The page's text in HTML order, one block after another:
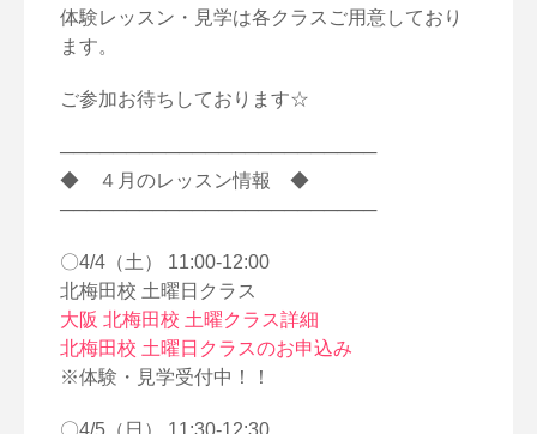
体験レッスン・見学は各クラスご用意しており
ます。
ご参加お待ちしております☆
────────────────────────
◆ ４月のレッスン情報 ◆
────────────────────────
〇4/4（土） 11:00-12:00
北梅田校 土曜日クラス
大阪 北梅田校 土曜クラス詳細
北梅田校 土曜日クラスのお申込み
※体験・見学受付中！！
〇4/5（日） 11:30-12:30